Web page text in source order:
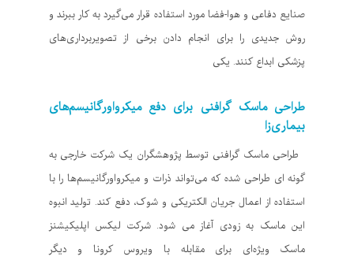
صنایع دفاعی و هوا-فضا مورد استفاده قرار می‌گیرد به کار ببرند و
روش جدیدی را برای انجام دادن برخی از تصویربرداری‌های
پزشکی ابداع کنند. یکی
طراحی ماسک گرافنی برای دفع میکرواورگانیسم‌های
بیماری‌زا
طراحی ماسک گرافنی توسط پژوهشگران یک شرکت خارجی به
گونه ای طراحی شده که می‌تواند ذرات و میکرواورگانیسم‌ها را با
استفاده از اعمال جریان الکتریکی و شوک، دفع کند. تولید انبوه
این ماسک به زودی آغاز می‌ شود. شرکت لیکس اپلیکیشنز
ماسک ویژه‌ای برای مقابله با ویروس کرونا و دیگر